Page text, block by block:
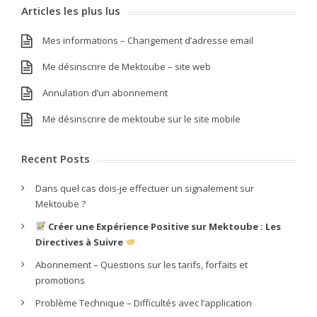
Articles les plus lus
Mes informations – Changement d’adresse email
Me désinscrire de Mektoube – site web
Annulation d’un abonnement
Me désinscrire de mektoube sur le site mobile
Recent Posts
Dans quel cas dois-je effectuer un signalement sur
Mektoube ?
Créer une Expérience Positive sur Mektoube : Les
Directives à Suivre
Abonnement – Questions sur les tarifs, forfaits et
promotions
Problème Technique – Difficultés avec l’application